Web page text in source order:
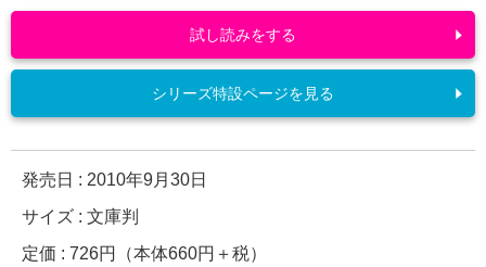
発売日 : 2010年9月30日
サイズ : 文庫判
定価 : 726円（本体660円＋税）
試し読みをする
シリーズ特設ページを見る